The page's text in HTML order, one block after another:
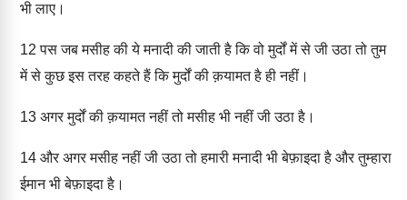
भी लाए।
12 पस जब मसीह की ये मनादी की जाती है कि वो मुर्दों में से जी उठा तो तुम
में से कुछ इस तरह कहते हैं कि मुर्दों की क़यामत है ही नहीं।
13 अगर मुर्दों की क़यामत नहीं तो मसीह भी नहीं जी उठा है।
14 और अगर मसीह नहीं जी उठा तो हमारी मनादी भी बेफ़ाइदा है और तुम्हारा
ईमान भी बेफ़ाइदा है।